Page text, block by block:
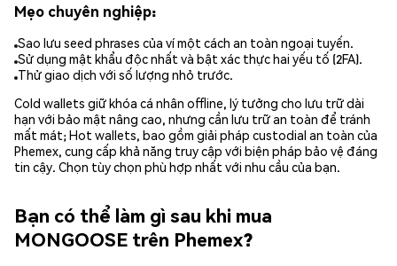
Mẹo chuyên nghiệp:
Sao lưu seed phrases của ví một cách an toàn ngoại tuyến.
Sử dụng mật khẩu độc nhất và bật xác thực hai yếu tố (2FA).
Thử giao dịch với số lượng nhỏ trước.
Cold wallets giữ khóa cá nhân offline, lý tưởng cho lưu trữ dài
hạn với bảo mật nâng cao, nhưng cần lưu trữ an toàn để tránh
mất mát; Hot wallets, bao gồm giải pháp custodial an toàn của
Phemex, cung cấp khả năng truy cập với biện pháp bảo vệ đáng
tin cậy. Chọn tùy chọn phù hợp nhất với nhu cầu của bạn.
Bạn có thể làm gì sau khi mua
MONGOOSE trên Phemex?